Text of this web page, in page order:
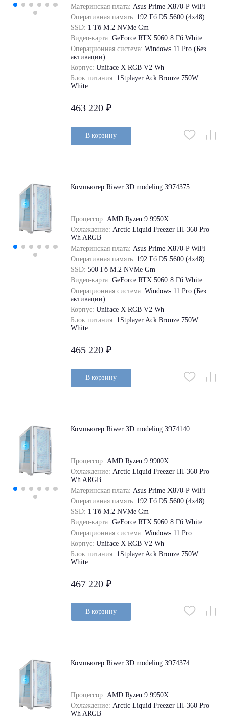
Материнская плата: Asus Prime X870-P WiFi
Оперативная память: 192 Гб D5 5600 (4х48)
SSD: 1 Tб M.2 NVMe Gm
Видео-карта: GeForce RTX 5060 8 Гб White
Операционная система: Windows 11 Pro (Без
активации)
Корпус: Uniface X RGB V2 Wh
Блок питания: 1Stplayer Ack Bronze 750W
White
463 220 ₽
В корзину
Компьютер Riwer 3D modeling 3974375
Процессор: AMD Ryzen 9 9950X
Охлаждение: Arctic Liquid Freezer III-360 Pro
Wh ARGB
Материнская плата: Asus Prime X870-P WiFi
Оперативная память: 192 Гб D5 5600 (4х48)
SSD: 500 Гб M.2 NVMe Gm
Видео-карта: GeForce RTX 5060 8 Гб White
Операционная система: Windows 11 Pro (Без
активации)
Корпус: Uniface X RGB V2 Wh
Блок питания: 1Stplayer Ack Bronze 750W
White
465 220 ₽
В корзину
Компьютер Riwer 3D modeling 3974140
Процессор: AMD Ryzen 9 9900X
Охлаждение: Arctic Liquid Freezer III-360 Pro
Wh ARGB
Материнская плата: Asus Prime X870-P WiFi
Оперативная память: 192 Гб D5 5600 (4х48)
SSD: 1 Tб M.2 NVMe Gm
Видео-карта: GeForce RTX 5060 8 Гб White
Операционная система: Windows 11 Pro
Корпус: Uniface X RGB V2 Wh
Блок питания: 1Stplayer Ack Bronze 750W
White
467 220 ₽
В корзину
Компьютер Riwer 3D modeling 3974374
Процессор: AMD Ryzen 9 9950X
Охлаждение: Arctic Liquid Freezer III-360 Pro
Wh ARGB